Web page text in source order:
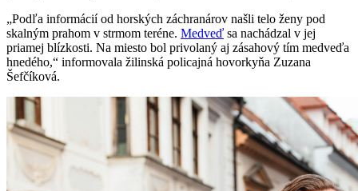
„Podľa informácií od horských záchranárov našli telo ženy pod
skalným prahom v strmom teréne. Medveď sa nachádzal v jej
priamej blízkosti. Na miesto bol privolaný aj zásahový tím medveďa
hnedého,“ informovala žilinská policajná hovorkyňa Zuzana
Šefčíková.